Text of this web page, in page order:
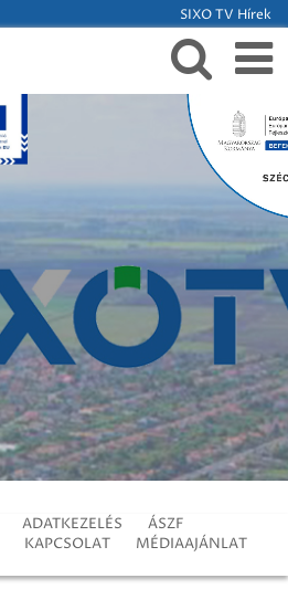
SIXO TV Hírek
ADATKEZELÉS
ÁSZF
KAPCSOLAT MÉDIAAJÁNLAT